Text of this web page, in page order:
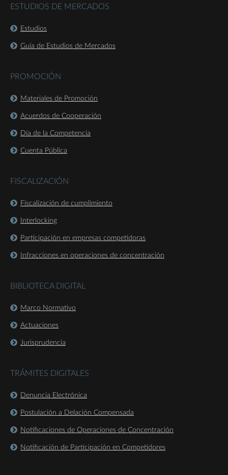
ESTUDIOS DE MERCADOS
Estudios
Guía de Estudios de Mercados
PROMOCIÓN
Materiales de Promoción
Acuerdos de Cooperación
Día de la Competencia
Cuenta Pública
FISCALIZACIÓN
Fiscalización de cumplimiento
Interlocking
Participación en empresas competidoras
Infracciones en operaciones de concentración
BIBLIOTECA DIGITAL
Marco Normativo
Actuaciones
Jurisprudencia
TRÁMITES DIGITALES
Denuncia Electrónica
Postulación a Delación Compensada
Notificaciones de Operaciones de Concentración
Notificación de Participación en Competidores